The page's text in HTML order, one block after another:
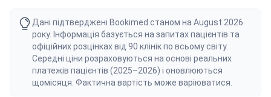
Дані підтверджені Bookimed станом на August 2026
року. Інформація базується на запитах пацієнтів та
офіційних розцінках від 90 клінік по всьому світу.
Середні ціни розраховуються на основі реальних
платежів пацієнтів (2025–2026) і оновлюються
щомісяця. Фактична вартість може варіюватися.